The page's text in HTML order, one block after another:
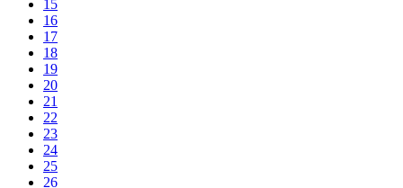
15
16
17
18
19
20
21
22
23
24
25
26